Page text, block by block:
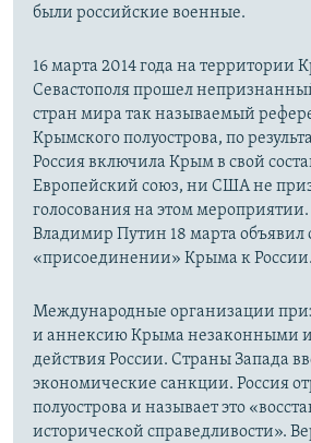
были российские военные.
16 марта 2014 года на территории
Севастополя прошел
стран мира так называемый
Крымского полуострова, по
Россия включила Крым в свой
Европейский союз, ни США не
голосования на этом
Владимир Путин 18 марта объявил
«присоединении» Крыма к России.
Международные организации
и аннексию Крыма незаконными и
действия России. Страны Запада
экономические санкции. Россия
полуострова и называет это
исторической справедливости».